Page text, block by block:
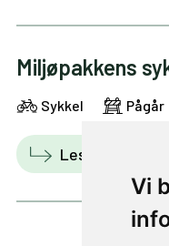
Vi
Miljøpakkens
Sykkel Pågår
Les mer